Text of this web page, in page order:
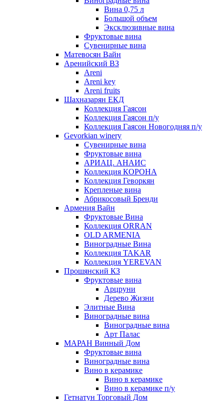
Вина 0,75 л
Большой объем
Эксклюзивные вина
Фруктовые вина
Cувенирные вина
Матевосян Вайн
Аренийский ВЗ
Areni
Areni key
Areni fruits
Шахназарян ЕКД
Коллекция Гаясон
Коллекция Гаясон п/у
Коллекция Гаясон Новогодняя п/у
Gevorkian winery
Сувенирные вина
Фруктовые вина
АРИАЦ. АНАИС
Коллекция КОРОНА
Коллекция Геворкян
Крепленые вина
Абрикосовый Бренди
Армения Вайн
Фруктовые Вина
Коллекция ORRAN
OLD ARMENIA
Виноградные Вина
Коллекция TAKAR
Коллекция YEREVAN
Прошянский КЗ
Фруктовые вина
Арцруни
Дерево Жизни
Элитные Вина
Виноградные вина
Виноградные вина
Арт Палас
МАРАН Винный Дом
Фруктовые вина
Виноградные вина
Вино в керамике
Вино в керамике
Вино в керамике п/у
Гетнатун Торговый Дом